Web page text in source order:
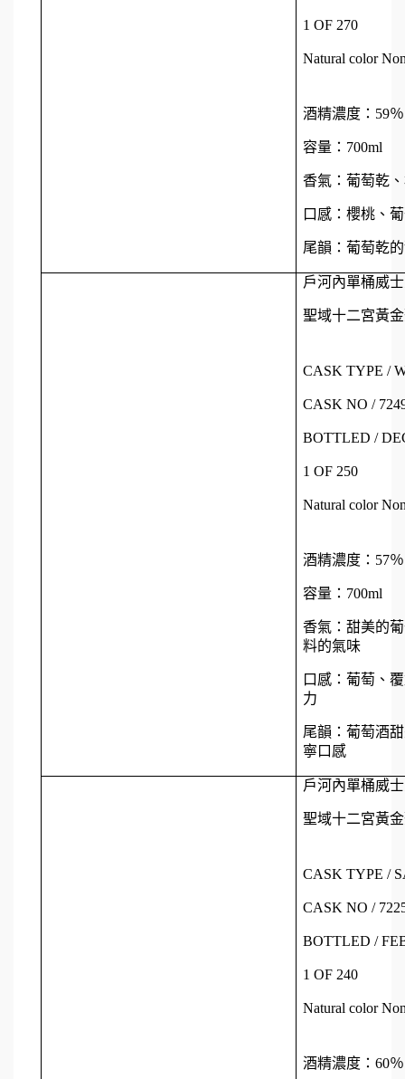
1 OF 270
Natural color
酒精濃度：59％
容量：700ml
香氣：葡萄乾
口感：櫻桃、
尾韻：葡萄乾
戶河內單桶威
聖域十二宮黃
CASK TYPE /
CASK NO /
BOTTLED /
1 OF 250
Natural color
酒精濃度：57％
容量：700ml
香氣：甜美的
料的氣味
口感：葡萄、
力
尾韻：葡萄酒
寧口感
戶河內單桶威
聖域十二宮黃
CASK TYPE /
CASK NO /
BOTTLED /
1 OF 240
Natural color
酒精濃度：60％